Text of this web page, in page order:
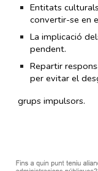
Entitats
convertir-se en
La implicació
pendent.
Repartir
per evitar el
grups impulsors.